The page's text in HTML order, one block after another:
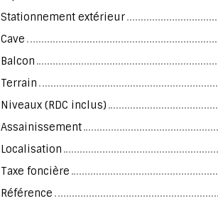
Stationnement extérieur
Cave
Balcon
Terrain
Niveaux (RDC inclus)
Assainissement
Localisation
Taxe foncière
Référence